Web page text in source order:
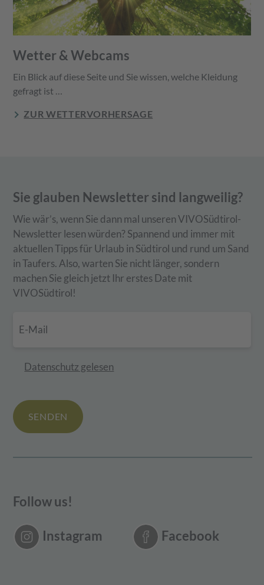
Wetter & Webcams
Ein Blick auf diese Seite und Sie wissen, welche Kleidung
gefragt ist …
ZUR WETTERVORHERSAGE
Sie glauben Newsletter sind langweilig?
Wie wär’s, wenn Sie dann mal unseren VIVOSüdtirol-
Newsletter lesen würden? Spannend und immer mit
aktuellen Tipps für Urlaub in Südtirol und rund um Sand
in Taufers. Also, warten Sie nicht länger, sondern
machen Sie gleich jetzt Ihr erstes Date mit
VIVOSüdtirol!
Datenschutz gelesen
SENDEN
Follow us!
Instagram Facebook